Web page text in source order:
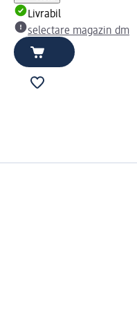
Livrabil
selectare magazin dm